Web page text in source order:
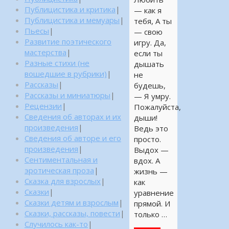
— как я
тебя, А ты
— свою
игру. Да,
если ты
дышать
не
будешь,
— Я умру.
Пожалуйста,
дыши!
Ведь это
просто.
Выдох —
вдох. А
жизнь —
как
уравнение
прямой. И
только …
Публицистика и критика |
Публицистика и мемуары |
Пьесы |
Развитие поэтического
мастерства |
Разные стихи (не
вошедшие в рубрики) |
Рассказы |
Рассказы и миниатюры |
Рецензии |
Сведения об авторах и их
произведения |
Сведения об авторе и его
произведения |
Сентиментальная и
эротическая проза |
Сказка для взрослых |
Сказки |
Сказки детям и взрослым |
Сказки, рассказы, повести |
Случилось как-то |